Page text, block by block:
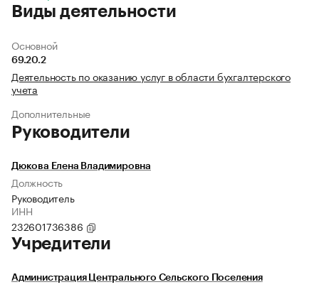
Виды деятельности
Основной
69.20.2
Деятельность по оказанию услуг в области бухгалтерского
учета
Дополнительные
Руководители
Дюкова Елена Владимировна
Должность
Руководитель
ИНН
232601736386
Учредители
Администрация Центрального Сельского Поселения